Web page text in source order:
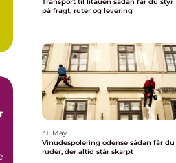
på fragt, ruter og levering
31. May
Vinudespolering odense sådan får du
ruder, der altid står skarpt